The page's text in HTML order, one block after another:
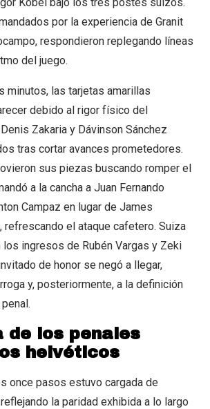
por la experiencia de Granit
respondieron replegando líneas
del juego.
minutos, las tarjetas amarillas
debido al rigor físico del
Zakaria y Dávinson Sánchez
tras cortar avances prometedores.
sus piezas buscando romper el
a la cancha a Juan Fernando
Campaz en lugar de James
refrescando el ataque cafetero. Suiza
ingresos de Rubén Vargas y Zeki
de honor se negó a llegar,
y, posteriormente, a la definición
de los penales
helvéticos
once pasos estuvo cargada de
la paridad exhibida a lo largo